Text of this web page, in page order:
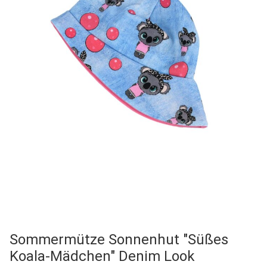
Sommermütze Sonnenhut "Süßes
Koala-Mädchen" Denim Look